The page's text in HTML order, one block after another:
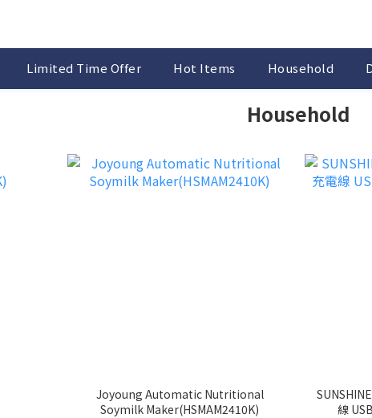
Limited Time Offer Hot Items Household
Household
Joyoung Automatic Nutritional
Soymilk Maker(HSMAM2410K)
線